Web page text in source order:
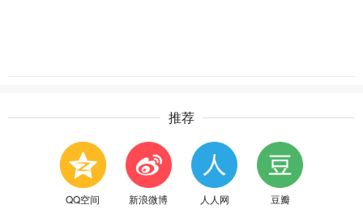
推荐
QQ空间 新浪微博 人人网 豆瓣